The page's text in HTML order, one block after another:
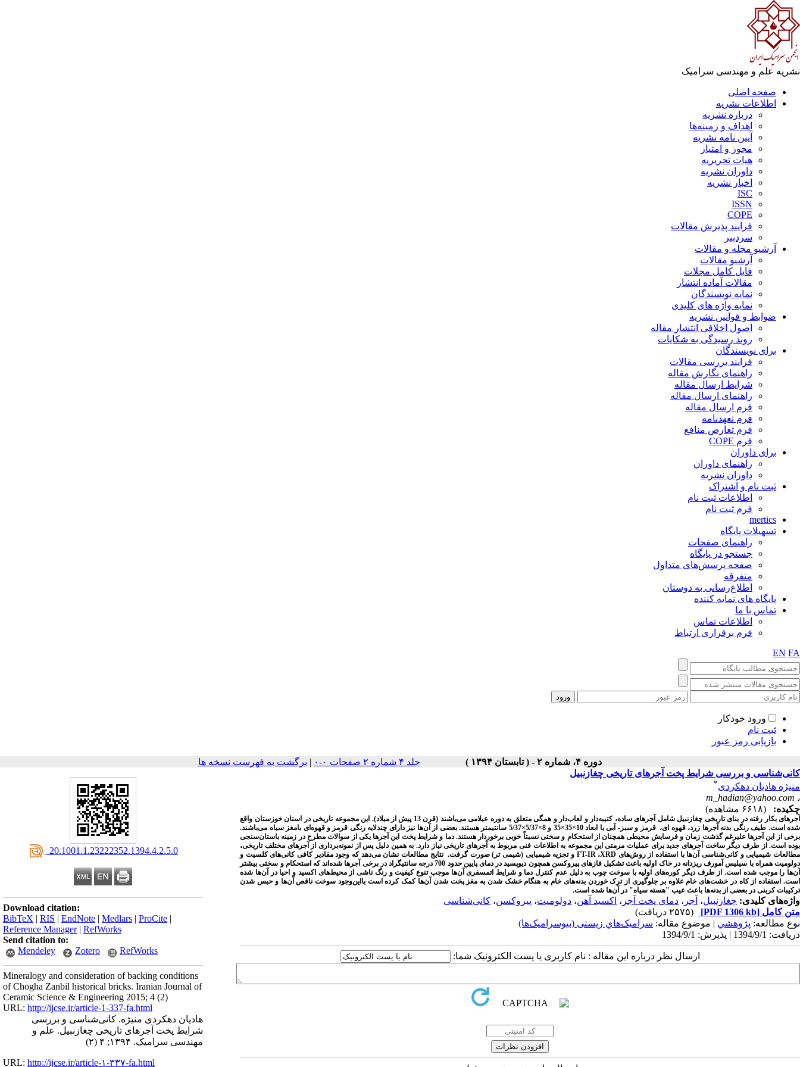
نشریه علم و مهندسی سرامیک
صفحه اصلی
اطلاعات نشریه
درباره نشریه
اهداف و زمینه‌ها
آیین نامه نشریه
مجوز و امتیاز
هیات تحریریه
داوران نشریه
اخبار نشریه
ISC
ISSN
COPE
فرایند پذیرش مقالات
سردبیر
آرشیو مجله و مقالات
آرشیو مقالات
فایل کامل مجلات
مقالات آماده انتشار
نمایه نویسندگان
نمایه واژه های کلیدی
ضوابط و قوانین نشریه
اصول اخلاقی انتشار مقاله
روند رسیدگی به شکایات
برای نویسندگان
فرایند بررسی مقالات
راهنمای نگارش مقاله
شرایط ارسال مقاله
راهنمای ارسال مقاله
فرم ارسال مقاله
فرم تعهدنامه
فرم تعارض منافع
فرم COPE
برای داوران
راهنمای داوران
داوران نشریه
ثبت نام و اشتراک
اطلاعات ثبت نام
فرم ثبت نام
mertics
تسهیلات پایگاه
راهنمای صفحات
جستجو در پایگاه
صفحه پرسش‌های متداول
متفرقه
اطلاع‌رسانی به دوستان
پایگاه های نمایه کننده
تماس با ما
اطلاعات تماس
فرم برقراری ارتباط
EN FA
ورود خودکار
ثبت نام
بازیابی رمز عبور
دوره ۴، شماره ۲ - ( تابستان ۱۳۹۴ ) جلد ۴ شماره ۲ صفحات ۰-۰ | برگشت به فهرست نسخه ها
‎ 20.1001.1.23222352.1394.4.2.5.0
Download citation:
BibTeX | RIS | EndNote | Medlars | ProCite |
Reference Manager| RefWorks
Send citation to:
Mendeley
Zotero RefWorks
Mineralogy and consideration of backing conditions
of Chogha Zanbil historical bricks. Iranian Journal of
Ceramic Science & Engineering 2015; 4 (2)
URL: http://ijcse.ir/article-1-337-fa.html
هادیان دهکردی منیژه. کانی‌شناسی و بررسی
شرایط پخت آجرهای تاریخی چغازنبیل. علم و
مهندسی سرامیک. ۱۳۹۴; ۴ (۲)
URL: http://ijcse.ir/article-۱-۳۳۷-fa.html
کانی‌شناسی و بررسی شرایط پخت آجرهای تاریخی چغازنبیل
منیژه هادیان دهکردی*
، m_hadian@yahoo.com
چکیده:
(۶۶۱۸ مشاهده)
آجرهای بکار رفته در بنایتاریخی چغازنبیل
شامل آجرهای ساده، کتیبه‌دار و لعاب‌دار و همگی متعلق به دوره عیلامی می‌باشند (قرن 13 پیش از میلاد). این مجموعه تاریخی در استان خوزستان واقع
شده است. طیف رنگی بدنه آجرها زرد، قهوه ای، قرمز و سبز- آبی با ابعاد 10
×
35
×35 و 8 ×
5/37
×5/37 سانتیمتر هستند. بعضی از آن‌ها نیز دارای چندلایه رنگی
قرمز و قهوه‌ای بامغز سیاه می‌باشند.
برخی از این آجرها علیرغم گذشت زمان و فرسایش محیطی همچنان از استحکام و سختی نسبتاً خوبی برخوردار هستند. دما و شرایط پخت این آجرها یکی از سوالات مطرح در زمینه باستان‌سنجی
بوده است. از طرف دیگر ساخت آجرهای جدید برای عملیات مرمتی این مجموعه به اطلاعات فنی مربوط به آجرهای تاریخی نیاز دارد. به همین دلیل پس از نمونه‌برداری از آجرهای مختلف تاریخی،
مطالعات شیمیایی و کانی‌شناسی آن‌ها با استفاده از روش‌های XRD،FT-IR و تجزیه شیمیایی (شیمی تر) صورت گرفت. نتایج مطالعات نشان می‌دهد که وجود مقادیر کافی کانی‌های کلسیت و
دولومیت همراه با سیلیس آمورف ریزدانه در خاک اولیه باعث تشکیل فازهای پیروکسن همچون دیوپسید در دمای پایین حدود 700 درجه سانتیگراد در برخی آجرها شده‌اند که استحکام و سختی بیشتر
آن‌ها را موجب شده است. از طرف دیگر کوره‌های اولیه با سوخت چوب به دلیل عدم کنترل دما و شرایط اتمسفری آن‌ها موجب تنوع کیفیت و رنگ ناشی از محیط‌های اکسید و احیا در آن‌ها شده
است. استفاده از کاه در خشت‌های خام علاوه بر جلوگیری از ترک خوردن بدنه‌های خام به هنگام خشک شدن به مغز پخت شدن آن‌ها کمک کرده است بااین‌وجود سوخت ناقص آن‌ها و حبس شدن
ترکیبات کربنی در بعضی از بدنه‌ها باعث عیب "هسته سیاه" در آن‌ها شده است.
واژه‌های کلیدی: چغازنبیل، آجر ، دمای پخت آجر ، اکسید آهن، دولومیت، پیروکسن، کانی‌شناسی
متن کامل [PDF 1306 kb]
(۲۵۷۵ دریافت)
نوع مطالعه: پژوهشي | موضوع مقاله: سراميک‌هاي زیستی (بیوسرامیک‌ها)
دریافت: 1394/9/1 | پذیرش: 1394/9/1
ارسال نظر درباره این مقاله : نام کاربری یا پست الکترونیک شما: